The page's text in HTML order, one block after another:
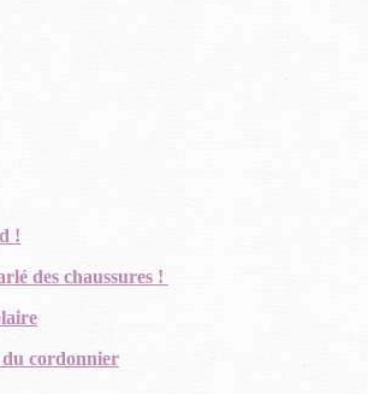
!
des chaussures !
cordonnier